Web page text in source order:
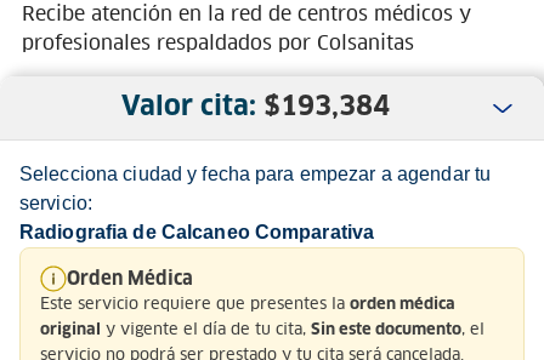
Valor cita: $193,384
Selecciona ciudad y fecha para empezar a agendar tu
servicio:
Radiografia de Calcaneo Comparativa
Orden Médica
Este servicio requiere que presentes la orden médica
original
y vigente el día de tu cita, Sin este documento, el
servicio no podrá ser prestado y tu cita será cancelada.
Recibe atención en la red de centros médicos y
profesionales respaldados por Colsanitas
Servicio al Cliente